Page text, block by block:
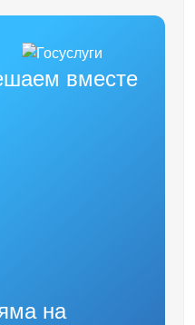
вместе
на